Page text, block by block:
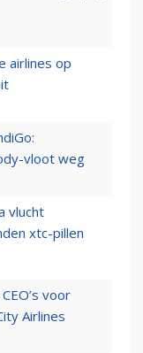
airlines op
vloot weg
vlucht
xtc-pillen
voor
Airlines